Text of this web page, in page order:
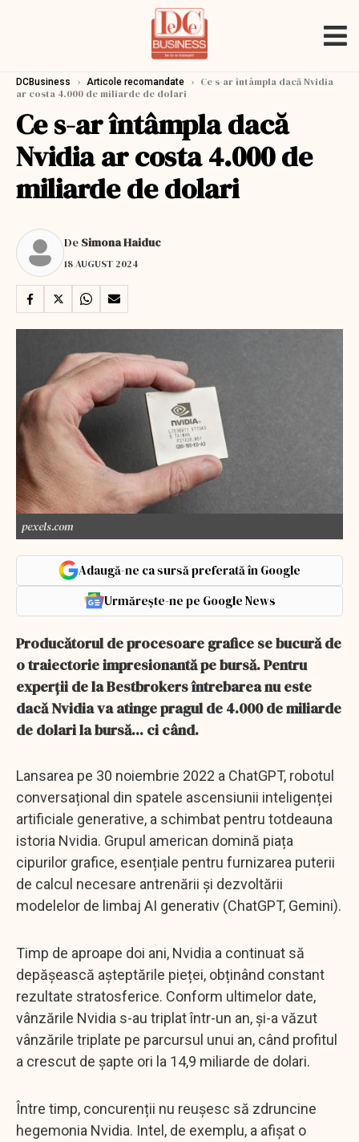
DCBusiness › Articole recomandate › Ce s-ar întâmpla dacă Nvidia
ar costa 4.000 de miliarde de dolari
Ce s-ar întâmpla dacă
Nvidia ar costa 4.000 de
miliarde de dolari
De Simona Haiduc
18 AUGUST 2024
pexels.com
Adaugă-ne ca sursă preferată în Google
Urmărește-ne pe Google News
Producătorul de procesoare grafice se bucură de
o traiectorie impresionantă pe bursă. Pentru
experții de la Bestbrokers întrebarea nu este
dacă Nvidia va atinge pragul de 4.000 de miliarde
de dolari la bursă... ci când.
Lansarea pe 30 noiembrie 2022 a ChatGPT, robotul
conversațional din spatele ascensiunii inteligenței
artificiale generative, a schimbat pentru totdeauna
istoria Nvidia. Grupul american domină piața
cipurilor grafice, esențiale pentru furnizarea puterii
de calcul necesare antrenării și dezvoltării
modelelor de limbaj AI generativ (ChatGPT, Gemini).
Timp de aproape doi ani, Nvidia a continuat să
depășească așteptările pieței, obținând constant
rezultate stratosferice. Conform ultimelor date,
vânzările Nvidia s-au triplat într-un an, și-a văzut
vânzările triplate pe parcursul unui an, când profitul
a crescut de șapte ori la 14,9 miliarde de dolari.
Între timp, concurenții nu reușesc să zdruncine
hegemonia Nvidia. Intel, de exemplu, a afișat o